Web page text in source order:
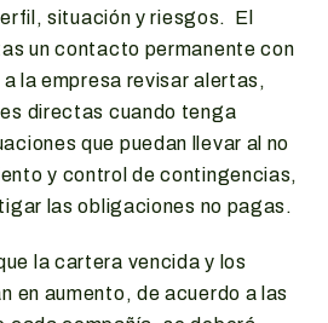
situación y riesgos. El
un contacto permanente con
la empresa revisar alertas,
directas cuando tenga
que puedan llevar al no
y control de contingencias,
las obligaciones no pagas.
la cartera vencida y los
en aumento, de acuerdo a las